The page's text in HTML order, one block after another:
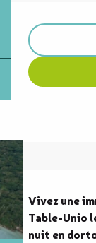
Ouverture et coordonnées
Description
Vivez une
Table-Unio
nuit en